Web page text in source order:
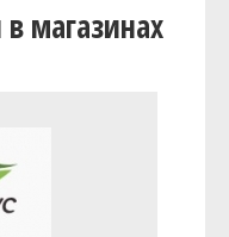
магазинах